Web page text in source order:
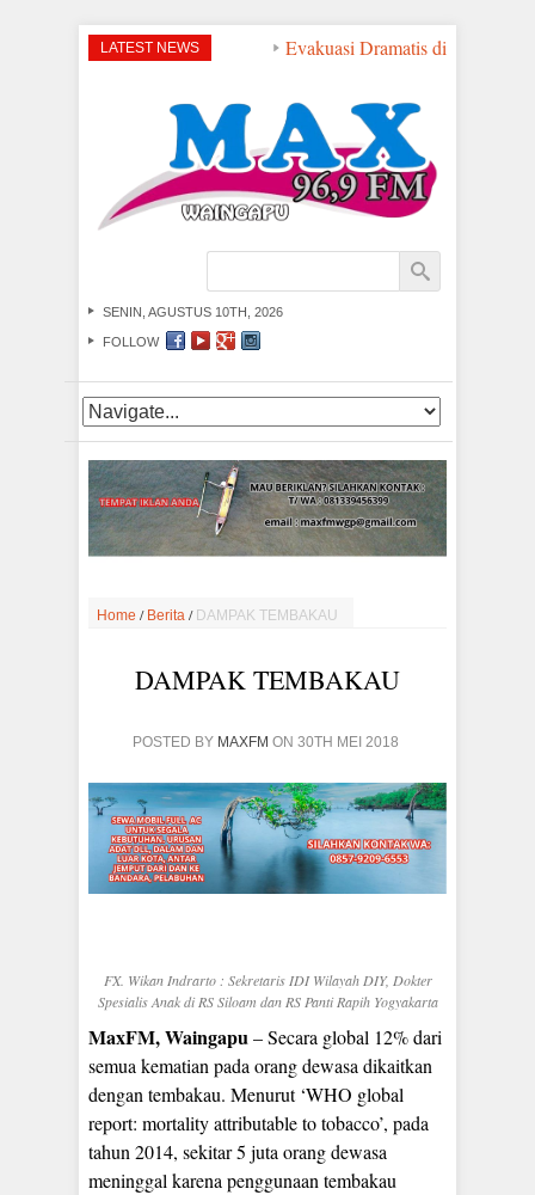
LATEST NEWS Evakuasi Dramatis di Perairan
SENIN, AGUSTUS 10TH, 2026
FOLLOW
Home / Berita / DAMPAK TEMBAKAU
DAMPAK TEMBAKAU
POSTED BY MAXFM ON 30TH MEI 2018
FX. Wikan Indrarto : Sekretaris IDI Wilayah DIY, Dokter
Spesialis Anak di RS Siloam dan RS Panti Rapih Yogyakarta
MaxFM, Waingapu– Secara global 12% dari
semua kematian pada orang dewasa dikaitkan
dengan tembakau. Menurut ‘WHO global
report: mortality attributable to tobacco’, pada
tahun 2014, sekitar 5 juta orang dewasa
meninggal karena penggunaan tembakau